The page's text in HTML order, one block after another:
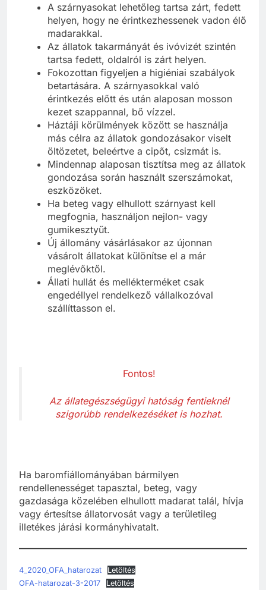
A szárnyasokat lehetőleg tartsa zárt, fedett
helyen, hogy ne érintkezhessenek vadon élő
madarakkal.
Az állatok takarmányát és ivóvizét szintén
tartsa fedett, oldalról is zárt helyen.
Fokozottan figyeljen a higiéniai szabályok
betartására. A szárnyasokkal való
érintkezés előtt és után alaposan mosson
kezet szappannal, bő vízzel.
Háztáji körülmények között se használja
más célra az állatok gondozásakor viselt
öltözetet, beleértve a cipőt, csizmát is.
Mindennap alaposan tisztítsa meg az állatok
gondozása során használt szerszámokat,
eszközöket.
Ha beteg vagy elhullott szárnyast kell
megfognia, használjon nejlon- vagy
gumikesztyűt.
Új állomány vásárlásakor az újonnan
vásárolt állatokat különítse el a már
meglévőktől.
Állati hullát és mellékterméket csak
engedéllyel rendelkező vállalkozóval
szállíttasson el.
Fontos!
Az állategészségügyi hatóság fentieknél
szigorúbb rendelkezéséket is hozhat.
Ha baromfiállományában bármilyen
rendellenességet tapasztal, beteg, vagy
gazdasága közelében elhullott madarat talál, hívja
vagy értesítse állatorvosát vagy a területileg
illetékes járási kormányhivatalt.
4_2020_OFA_hatarozat
Letöltés
OFA-hatarozat-3-2017
Letöltés